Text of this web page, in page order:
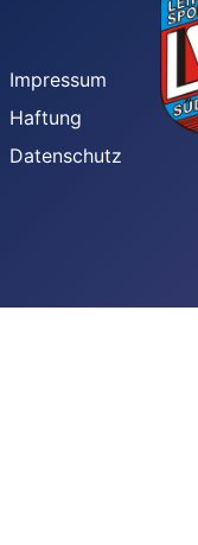
Impressum
Haftung
Datenschutz